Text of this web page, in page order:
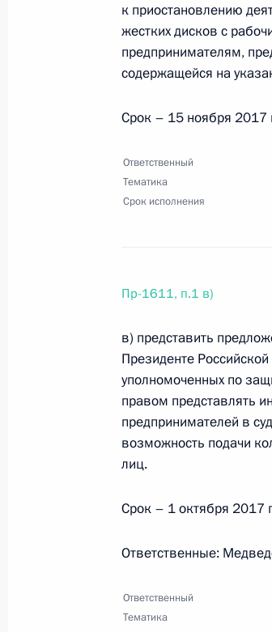
Перечень поручений
Севастополя и
7 сентября 2017 года, 19:30
Перечень поручений
отношениям
23 августа 2017 года,
Перечень поручений
ориентированных,
23 августа 2017 года, 18:00
18 августа 2017
инвестиционных
18 августа 2017 года, 23:00
15 августа 2017
к приостановлению
жестких дисков с
предпринимателям,
содержащейся на
Срок – 15 ноября 2017
Ответственный
Тематика
Срок исполнения
Пр-1611, п.1 в)
в) представить
Президенте
уполномоченных по
правом представлять
предпринимателей в
возможность подачи
лиц.
Срок – 1 октября 2017
Ответственные:
Ответственный
Тематика